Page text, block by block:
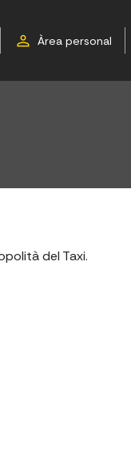
Àrea personal
del Taxi.